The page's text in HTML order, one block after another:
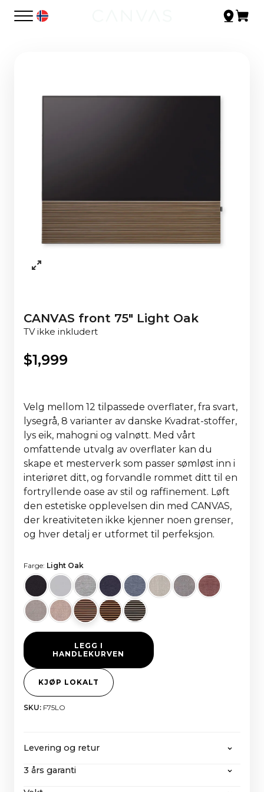
CANVAS front 75" Light Oak
TV ikke inkludert
$1,999
Velg mellom 12 tilpassede overflater, fra svart,
lysegrå, 8 varianter av danske Kvadrat-stoffer,
lys eik, mahogni og valnøtt. Med vårt
omfattende utvalg av overflater kan du
skape et mesterverk som passer sømløst inn i
interiøret ditt, og forvandle rommet ditt til en
fortryllende oase av stil og raffinement. Løft
den estetiske opplevelsen din med CANVAS,
der kreativiteten ikke kjenner noen grenser,
og hver detalj er utformet til perfeksjon.
Farge: Light Oak
LEGG I
HANDLEKURVEN
KJØP LOKALT
SKU: F75LO
Levering og retur
CANVAS tilbyr gratis frakt på alle bestillinger over
3 års garanti